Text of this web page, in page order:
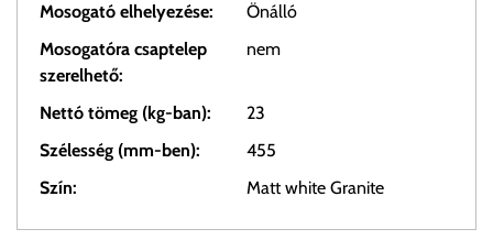
Mosogató elhelyezése:
Önálló
Mosogatóra csaptelep
szerelhető:
nem
Nettó tömeg (kg-ban):
23
Szélesség (mm-ben):
455
Szín:
Matt white Granite